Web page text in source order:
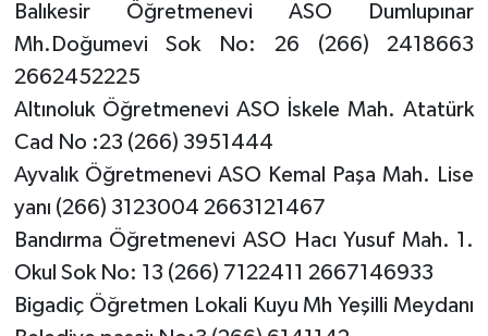
Balıkesir Öğretmenevi ASO Dumlupınar
Mh.Doğumevi Sok No: 26 (266) 2418663
2662452225
Altınoluk Öğretmenevi ASO İskele Mah. Atatürk
Cad No :23 (266) 3951444
Ayvalık Öğretmenevi ASO Kemal Paşa Mah. Lise
yanı (266) 3123004 2663121467
Bandırma Öğretmenevi ASO Hacı Yusuf Mah. 1.
Okul Sok No: 13 (266) 7122411 2667146933
Bigadiç Öğretmen Lokali Kuyu Mh Yeşilli Meydanı